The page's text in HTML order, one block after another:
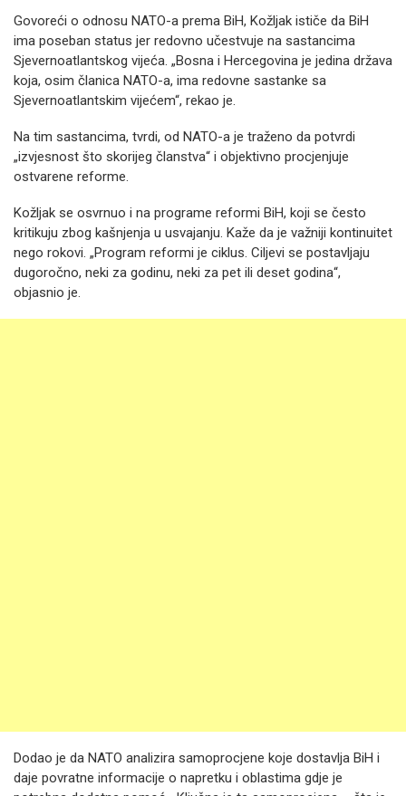
Govoreći o odnosu NATO-a prema BiH, Kožljak ističe da BiH
ima poseban status jer redovno učestvuje na sastancima
Sjevernoatlantskog vijeća. „Bosna i Hercegovina je jedina država
koja, osim članica NATO-a, ima redovne sastanke sa
Sjevernoatlantskim vijećem“, rekao je.
Na tim sastancima, tvrdi, od NATO-a je traženo da potvrdi
„izvjesnost što skorijeg članstva“ i objektivno procjenjuje
ostvarene reforme.
Kožljak se osvrnuo i na programe reformi BiH, koji se često
kritikuju zbog kašnjenja u usvajanju. Kaže da je važniji kontinuitet
nego rokovi. „Program reformi je ciklus. Ciljevi se postavljaju
dugoročno, neki za godinu, neki za pet ili deset godina“,
objasnio je.
Dodao je da NATO analizira samoprocjene koje dostavlja BiH i
daje povratne informacije o napretku i oblastima gdje je